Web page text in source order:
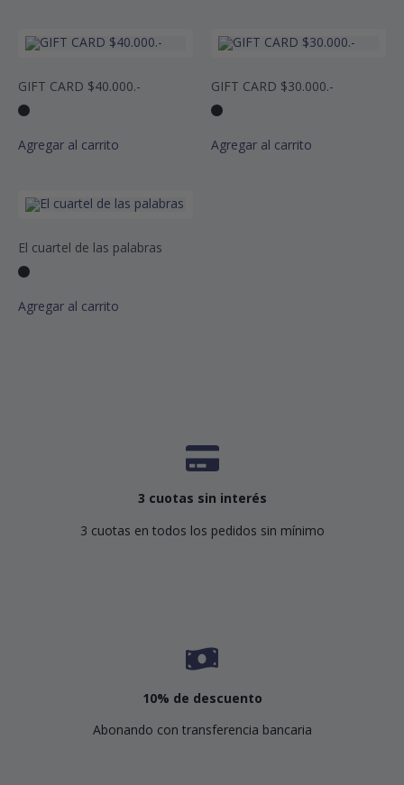
GIFT CARD $40.000.-
Agregar al carrito
GIFT CARD $30.000.-
Agregar al carrito
El cuartel de las palabras
Agregar al carrito
3 cuotas sin interés
3 cuotas en todos los pedidos sin mínimo
10% de descuento
Abonando con transferencia bancaria